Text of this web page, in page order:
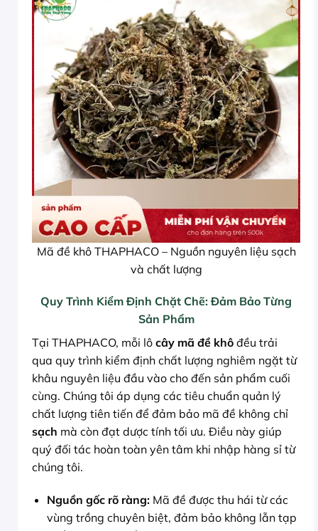
Mã đề khô THAPHACO – Nguồn nguyên liệu sạch
và chất lượng
Quy Trình Kiểm Định Chặt Chẽ: Đảm Bảo Từng
Sản Phẩm
Tại THAPHACO, mỗi lô cây mã đề khô đều trải
qua quy trình kiểm định chất lượng nghiêm ngặt từ
khâu nguyên liệu đầu vào cho đến sản phẩm cuối
cùng. Chúng tôi áp dụng các tiêu chuẩn quản lý
chất lượng tiên tiến để đảm bảo mã đề không chỉ
sạch mà còn đạt dược tính tối ưu. Điều này giúp
quý đối tác hoàn toàn yên tâm khi nhập hàng sỉ từ
chúng tôi.
Nguồn gốc rõ ràng:Mã đề được thu hái từ các
vùng trồng chuyên biệt, đảm bảo không lẫn tạp